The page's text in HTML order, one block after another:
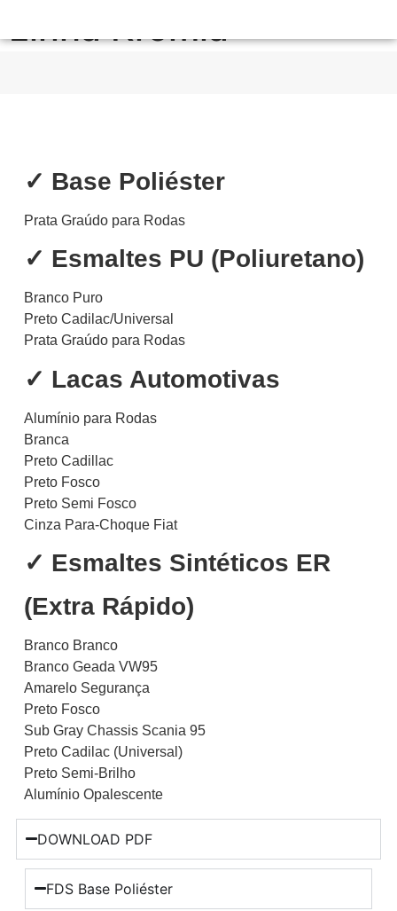
Linha Kromia
✓ Base Poliéster
Prata Graúdo para Rodas
✓ Esmaltes PU (Poliuretano)
Branco Puro
Preto Cadilac/Universal
Prata Graúdo para Rodas
✓ Lacas Automotivas
Alumínio para Rodas
Branca
Preto Cadillac
Preto Fosco
Preto Semi Fosco
Cinza Para-Choque Fiat
✓ Esmaltes Sintéticos ER
(Extra Rápido)
Branco Branco
Branco Geada VW95
Amarelo Segurança
Preto Fosco
Sub Gray Chassis Scania 95
Preto Cadilac (Universal)
Preto Semi-Brilho
Alumínio Opalescente
DOWNLOAD PDF
FDS Base Poliéster